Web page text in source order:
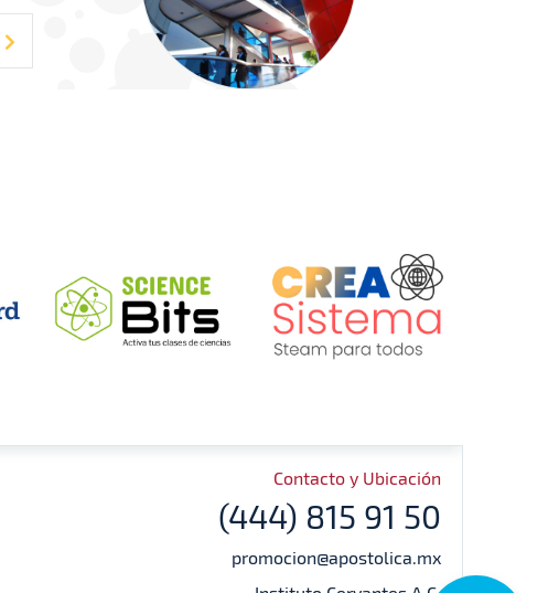
Contacto y Ubicación
(444) 815 91 50
promocion@apostolica.mx